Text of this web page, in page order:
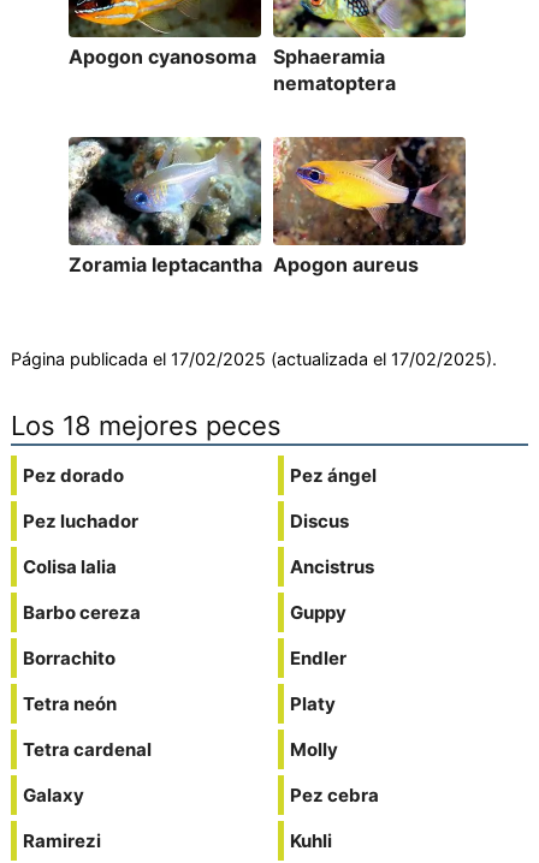
Apogon cyanosoma
Sphaeramia
nematoptera
Zoramia leptacantha Apogon aureus
Página publicada el 17/02/2025 (actualizada el 17/02/2025).
Los 18 mejores peces
Pez dorado
Pez luchador
Colisa lalia
Barbo cereza
Borrachito
Tetra neón
Tetra cardenal
Galaxy
Ramirezi
Pez ángel
Discus
Ancistrus
Guppy
Endler
Platy
Molly
Pez cebra
Kuhli